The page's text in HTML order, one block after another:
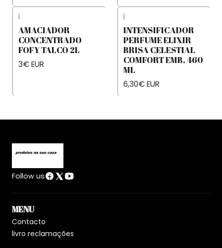
|
AMACIADOR
CONCENTRADO
FOFY TALCO 2L
3€ EUR
|
INTENSIFICADOR
PERFUME ELIXIR
BRISA CELESTIAL
COMFORT EMB. 460
ML
6,30€ EUR
Follow us
MENU
Contacto
livro reclamações